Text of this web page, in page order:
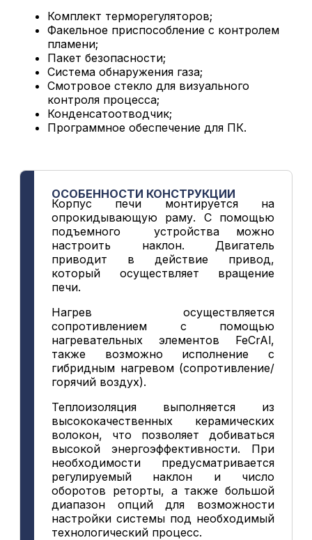
Комплект терморегуляторов;
Факельное приспособление с контролем
пламени;
Пакет безопасности;
Система обнаружения газа;
Смотровое стекло для визуального
контроля процесса;
Конденсатоотводчик;
Программное обеспечение для ПК.
ОСОБЕННОСТИ КОНСТРУКЦИИ
Корпус печи монтируется на
опрокидывающую раму. С помощью
подъемного устройства можно
настроить наклон. Двигатель
приводит в действие привод,
который осуществляет вращение
печи.
Нагрев осуществляется
сопротивлением с помощью
нагревательных элементов FeCrAl,
также возможно исполнение с
гибридным нагревом (сопротивление/
горячий воздух).
Теплоизоляция выполняется из
высококачественных керамических
волокон, что позволяет добиваться
высокой энергоэффективности. При
необходимости предусматривается
регулируемый наклон и число
оборотов реторты, а также большой
диапазон опций для возможности
настройки системы под необходимый
технологический процесс.